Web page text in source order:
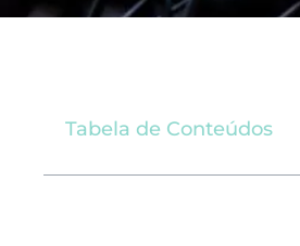
Tabela de Conteúdos